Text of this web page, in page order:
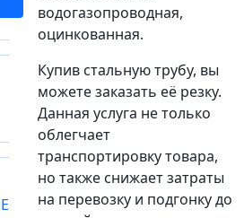
водогазопроводная,
оцинкованная.
Купив стальную трубу, вы
можете заказать её резку.
Данная услуга не только
облегчает
транспортировку товара,
но также снижает затраты
на перевозку и подгонку до